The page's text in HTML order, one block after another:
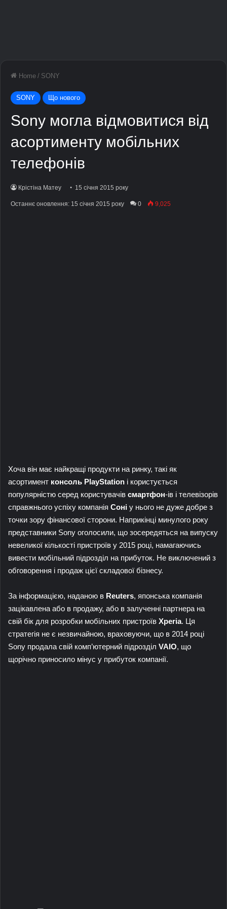
Home / SONY
SONY Що нового
Sony могла відмовитися від
асортименту мобільних
телефонів
Крістіна Матеу 15 січня 2015 року
Останнє оновлення: 15 січня 2015 року 0 9,025
Хоча він має найкращі продукти на ринку, такі як
асортимент консоль PlayStation і користується
популярністю серед користувачів смартфон-ів і телевізорів
справжнього успіху компанія Соні у нього не дуже добре з
точки зору фінансової сторони. Наприкінці минулого року
представники Sony оголосили, що зосередяться на випуску
невеликої кількості пристроїв у 2015 році, намагаючись
вивести мобільний підрозділ на прибуток. Не виключений з
обговорення і продаж цієї складової бізнесу.
За інформацією, наданою в Reuters, японська компанія
зацікавлена ​​або в продажу, або в залученні партнера на
свій бік для розробки мобільних пристроїв Xperia. Ця
стратегія не є незвичайною, враховуючи, що в 2014 році
Sony продала свій комп’ютерний підрозділ VAIO, що
щорічно приносило мінус у прибуток компанії.